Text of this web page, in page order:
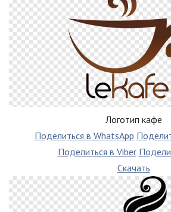
Логотип кафе
Поделиться в WhatsApp
Поделиться в Viber
Скачать